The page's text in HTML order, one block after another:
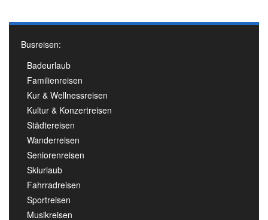
Busreisen:
Badeurlaub
Familienreisen
Kur & Wellnessreisen
Kultur & Konzertreisen
Städtereisen
Wanderreisen
Seniorenreisen
Skiurlaub
Fahrradreisen
Sportreisen
Musikreisen